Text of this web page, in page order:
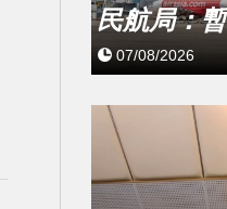
民航局：
07/08/2026